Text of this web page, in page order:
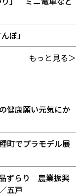
ぽ」
もっと見る＞
健康願い元気にか
町でプラモデル展
ずらり 農業振興
五戸